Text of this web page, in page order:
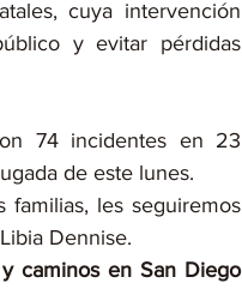
cuya intervención
y evitar pérdidas
74 incidentes en 23
de este lunes.
familias, les seguiremos
Dennise.
caminos en San Diego